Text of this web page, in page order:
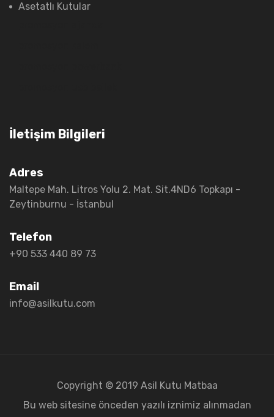
Asetatlı Kutular
İletişim Bilgileri
Adres
Maltepe Mah. Litros Yolu 2. Mat. Sit.4ND6 Topkapı -
Zeytinburnu - İstanbul
Telefon
+90 533 440 89 73
Email
info@asilkutu.com
Copyright © 2019 Asil Kutu Matbaa
Bu web sitesine önceden yazılı iznimiz alınmadan